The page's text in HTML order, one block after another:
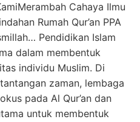
Cahaya Ilmu
Rumah Qur’an PPA
Pendidikan Islam
dalam membentuk
individu Muslim. Di
zaman, lembaga
pada Al Qur’an dan
untuk membentuk